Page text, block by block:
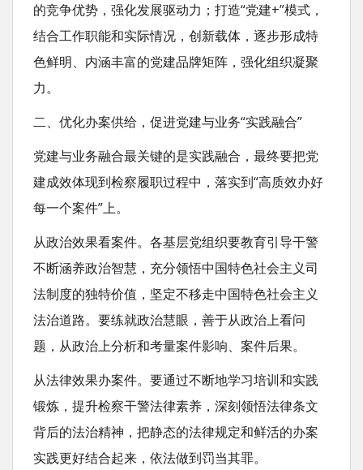
的竞争优势，强化发展驱动力；打造“党建+”模式，
结合工作职能和实际情况，创新载体，逐步形成特
色鲜明、内涵丰富的党建品牌矩阵，强化组织凝聚
力。
二、优化办案供给，促进党建与业务“实践融合”
党建与业务融合最关键的是实践融合，最终要把党
建成效体现到检察履职过程中，落实到“高质效办好
每一个案件”上。
从政治效果看案件。各基层党组织要教育引导干警
不断涵养政治智慧，充分领悟中国特色社会主义司
法制度的独特价值，坚定不移走中国特色社会主义
法治道路。要练就政治慧眼，善于从政治上看问
题，从政治上分析和考量案件影响、案件后果。
从法律效果办案件。要通过不断地学习培训和实践
锻炼，提升检察干警法律素养，深刻领悟法律条文
背后的法治精神，把静态的法律规定和鲜活的办案
实践更好结合起来，依法做到罚当其罪。